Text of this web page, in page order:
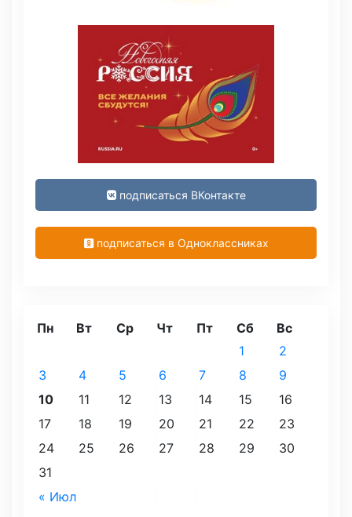
подписаться ВКонтакте
подписаться в Одноклассниках
Пн Вт Ср Чт Пт Сб Вс
« Июл
1
2
3
4 5 6 7 8
9
10
11 12 13 14 15
16
17
18 19 20 21 22
23
24
25 26 27 28 29
30
31